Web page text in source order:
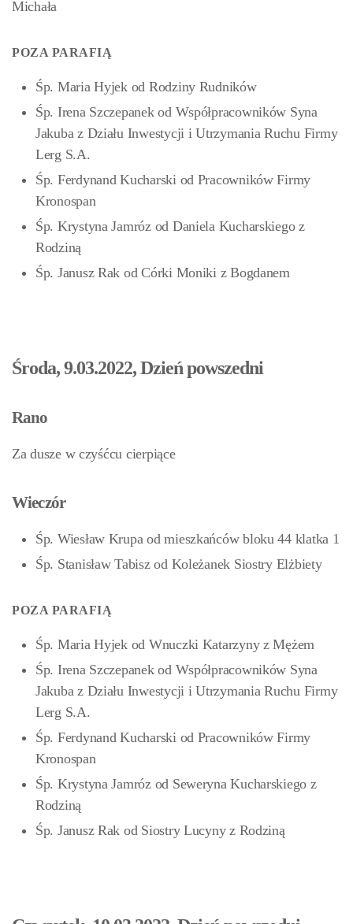
Michała
POZA PARAFIĄ
Śp. Maria Hyjek od Rodziny Rudników
Śp. Irena Szczepanek od Współpracowników Syna
Jakuba z Działu Inwestycji i Utrzymania Ruchu Firmy
Lerg S.A.
Śp. Ferdynand Kucharski od Pracowników Firmy
Kronospan
Śp. Krystyna Jamróz od Daniela Kucharskiego z
Rodziną
Śp. Janusz Rak od Córki Moniki z Bogdanem
Środa, 9.03.2022, Dzień powszedni
Rano
Za dusze w czyśćcu cierpiące
Wieczór
Śp. Wiesław Krupa od mieszkańców bloku 44 klatka 1
Śp. Stanisław Tabisz od Koleżanek Siostry Elżbiety
POZA PARAFIĄ
Śp. Maria Hyjek od Wnuczki Katarzyny z Mężem
Śp. Irena Szczepanek od Współpracowników Syna
Jakuba z Działu Inwestycji i Utrzymania Ruchu Firmy
Lerg S.A.
Śp. Ferdynand Kucharski od Pracowników Firmy
Kronospan
Śp. Krystyna Jamróz od Seweryna Kucharskiego z
Rodziną
Śp. Janusz Rak od Siostry Lucyny z Rodziną